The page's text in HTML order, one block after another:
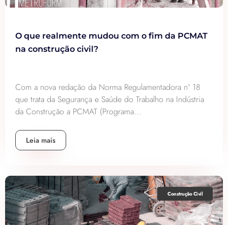
O que realmente mudou com o fim da PCMAT
na construção civil?
Com a nova redação da Norma Regulamentadora nº 18
que trata da Segurança e Saúde do Trabalho na Indústria
da Construção a PCMAT (Programa...
Leia mais
Construção Civil